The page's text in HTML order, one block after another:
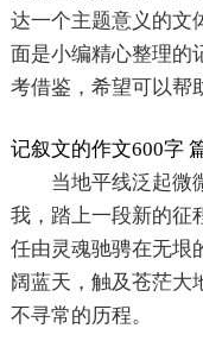
达一个主题意义的文
面是小编精心整理的
考借鉴，希望可以帮
记叙文的作文600字
当地平线泛起微
我，踏上一段新的
任由灵魂驰骋在无垠
阔蓝天，触及苍茫大
不寻常的历程。